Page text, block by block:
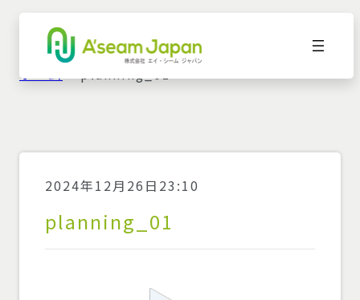
ホーム »planning_01
2024年12月26日23:10
planning_01